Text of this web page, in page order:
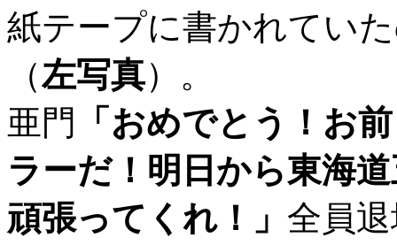
紙テープに書かれてい
（左写真）。
亜門
「おめでとう！お
ラーだ！明日から東海
頑張ってくれ！」 全員